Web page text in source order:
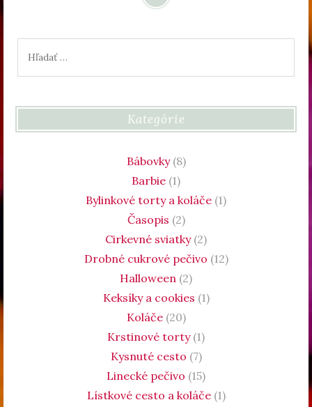
Kategórie
Bábovky(8)
Barbie (1)
Bylinkové torty a koláče (1)
Časopis (2)
Cirkevné sviatky(2)
Drobné cukrové pečivo (12)
Halloween (2)
Keksíky a cookies (1)
Koláče(20)
Krstinové torty(1)
Kysnuté cesto (7)
Linecké pečivo (15)
Lístkové cesto a koláče(1)